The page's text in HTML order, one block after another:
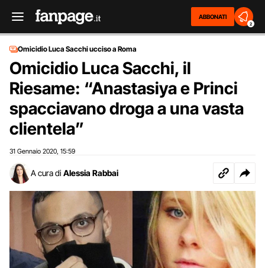
ABBONATI
2
Omicidio Luca Sacchi ucciso a Roma
Omicidio Luca Sacchi, il
Riesame: “Anastasiya e Princi
spacciavano droga a una vasta
clientela”
31 Gennaio 2020 15:59
A cura di Alessia Rabbai